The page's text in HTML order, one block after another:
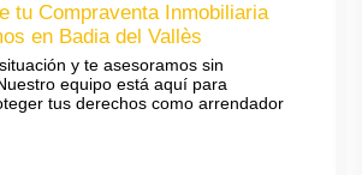
tu Compraventa Inmobiliaria
en Badia del Vallès
y te asesoramos sin
equipo está aquí para
tus derechos como arrendador